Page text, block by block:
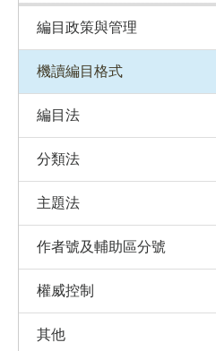
編目政策與管理
機讀編目格式
編目法
分類法
主題法
作者號及輔助區分號
權威控制
其他